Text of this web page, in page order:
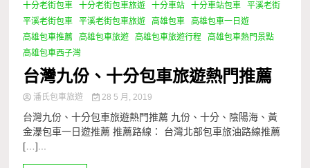
十分老街包車
十分老街包車旅遊 十分車站 十分車站包車
平溪老街
平溪老街包車
平溪老街包車旅遊 高雄包車
高雄包車一日遊
高雄包車推薦
高雄包車旅遊 高雄包車旅遊行程
高雄包車熱門景點
高雄包車西子灣
台灣九份、十分包車旅遊熱門推薦
潘氏包車旅遊 28 5 月, 2019
台灣九份、十分包車旅遊熱門推薦 九份、十分、陰陽海、黃
金瀑包車一日遊推薦 推薦路線： 台灣北部包車旅油路線推薦
[…]...